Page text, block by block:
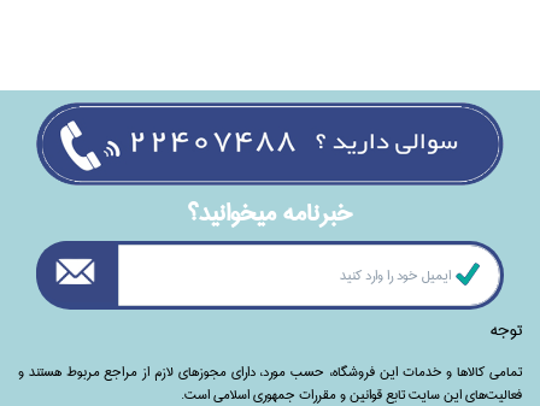
خبرنامه ميخوانيد؟
توجه
تمامی‌ کالاها و خدمات این فروشگاه، حسب مورد،‌ دارای مجوزهای لازم از مراجع مربوط هستند ‌و‌‌
فعالیت‌های این سایت تابع قوانین و مقررات جمهوری اسلامی است.